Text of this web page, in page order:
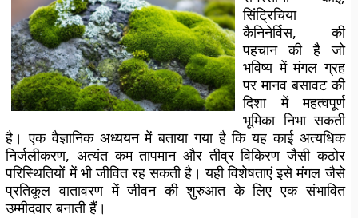
सिंट्रिचिया
कैनिनेर्विस, की
पहचान की है जो
भविष्य में मंगल ग्रह
पर मानव बसावट की
दिशा में महत्वपूर्ण
भूमिका निभा सकती
है। एक वैज्ञानिक अध्ययन में बताया गया है कि यह काई अत्यधिक
निर्जलीकरण, अत्यंत कम तापमान और तीव्र विकिरण जैसी कठोर
परिस्थितियों में भी जीवित रह सकती है। यही विशेषताएं इसे मंगल जैसे
प्रतिकूल वातावरण में जीवन की शुरुआत के लिए एक संभावित
उम्मीदवार बनाती हैं।